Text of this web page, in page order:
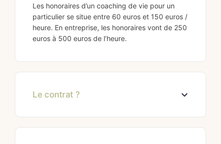
Les honoraires d’un coaching de vie pour un
particulier se situe entre 60 euros et 150 euros /
heure. En entreprise, les honoraires vont de 250
euros à 500 euros de l’heure.
Le contrat ?